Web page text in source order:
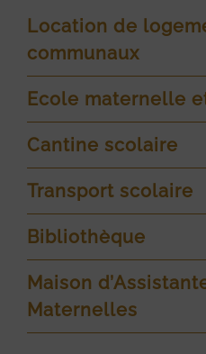
Location de
communaux
Ecole maternelle
Cantine scolaire
Transport scolaire
Bibliothèque
Maison
Maternelles